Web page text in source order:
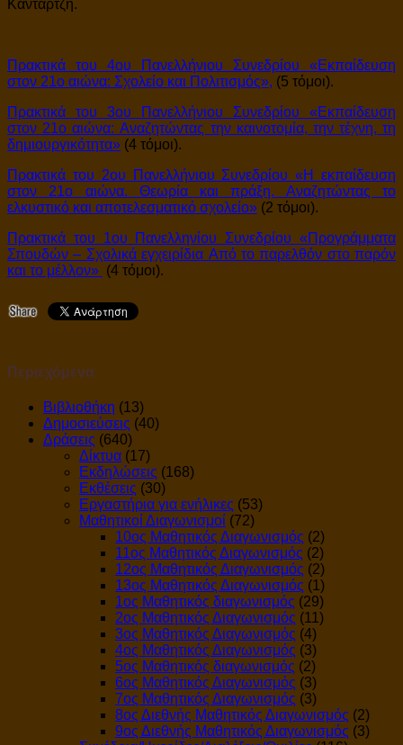
Κανταρτζή.
Πρακτικά του 4ου Πανελλήνιου Συνεδρίου «Εκπαίδευση
στον 21ο αιώνα: Σχολείο και Πολιτισμός», (5 τόμοι).
Πρακτικά του 3ου Πανελλήνιου Συνεδρίου «Εκπαίδευση
στον 21ο αιώνα: Αναζητώντας την καινοτομία, την τέχνη, τη
δημιουργικότητα» (4 τόμοι).
Πρακτικά του 2ου Πανελλήνιου Συνεδρίου «Η εκπαίδευση
στον 21ο αιώνα. Θεωρία και πράξη. Αναζητώντας το
ελκυστικό και αποτελεσματικό σχολείο» (2 τόμοι).
Πρακτικά του 1ου Πανελληνίου Συνεδρίου «Προγράμματα
Σπουδών – Σχολικά εγχειρίδια Από το παρελθόν στο παρόν
και το μέλλον» (4 τόμοι).
Περιεχόμενα
Βιβλιοθήκη (13)
Δημοσιεύσεις (40)
Δράσεις (640)
Δίκτυα (17)
Εκδηλώσεις (168)
Εκθέσεις (30)
Εργαστήρια για ενήλικες (53)
Μαθητικοί Διαγωνισμοί (72)
10ος Μαθητικός Διαγωνισμός (2)
11ος Μαθητικός Διαγωνισμός (2)
12ος Μαθητικός Διαγωνισμός (2)
13ος Μαθητικός Διαγωνισμός (1)
1ος Μαθητικός διαγωνισμός (29)
2ος Μαθητικός Διαγωνισμός (11)
3ος Μαθητικός Διαγωνισμός (4)
4ος Μαθητικός Διαγωνισμός (3)
5ος Μαθητικός διαγωνισμός (2)
6ος Μαθητικός Διαγωνισμός (3)
7ος Μαθητικός Διαγωνισμός (3)
8ος Διεθνής Μαθητικός Διαγωνισμός (2)
9ος Διεθνής Μαθητικός Διαγωνισμός (3)